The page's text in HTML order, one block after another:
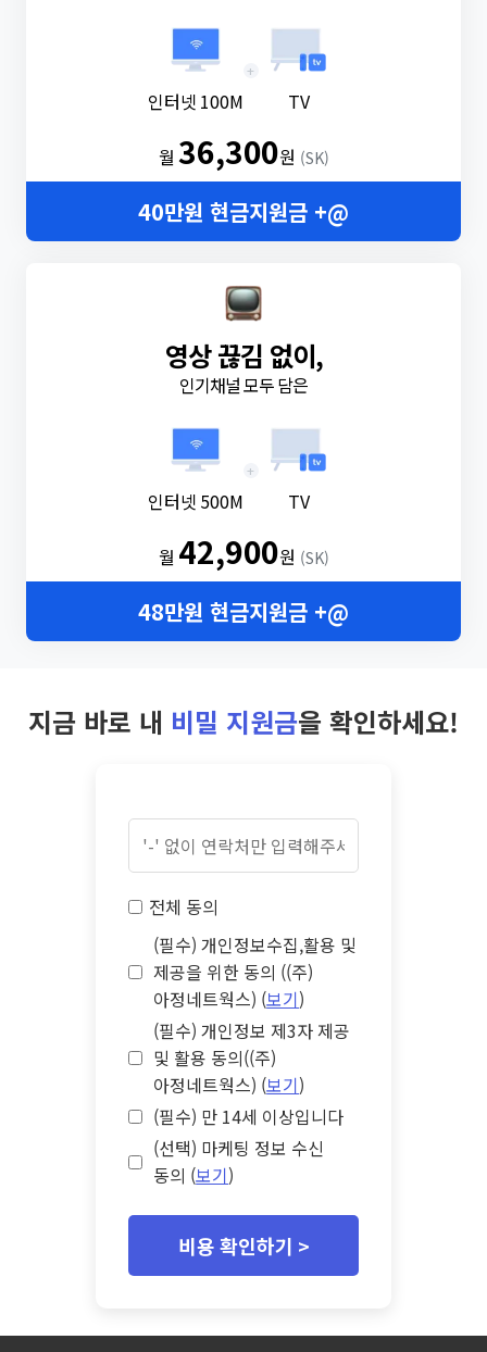
인터넷 100M
+
TV
월36,300원 (SK)
40만원 현금지원금 +@
영상 끊김 없이,
인기채널 모두 담은
인터넷 500M
+
TV
월 42,900원 (SK)
48만원 현금지원금 +@
지금 바로 내 비밀 지원금을 확인하세요!
전체 동의
(필수) 개인정보수집,활용 및
제공을 위한 동의 ((주)
아정네트웍스) (보기)
(필수) 개인정보 제3자 제공
및 활용 동의((주)
아정네트웍스) (보기)
(필수) 만 14세 이상입니다
(선택) 마케팅 정보 수신
동의 (보기)
비용 확인하기 >